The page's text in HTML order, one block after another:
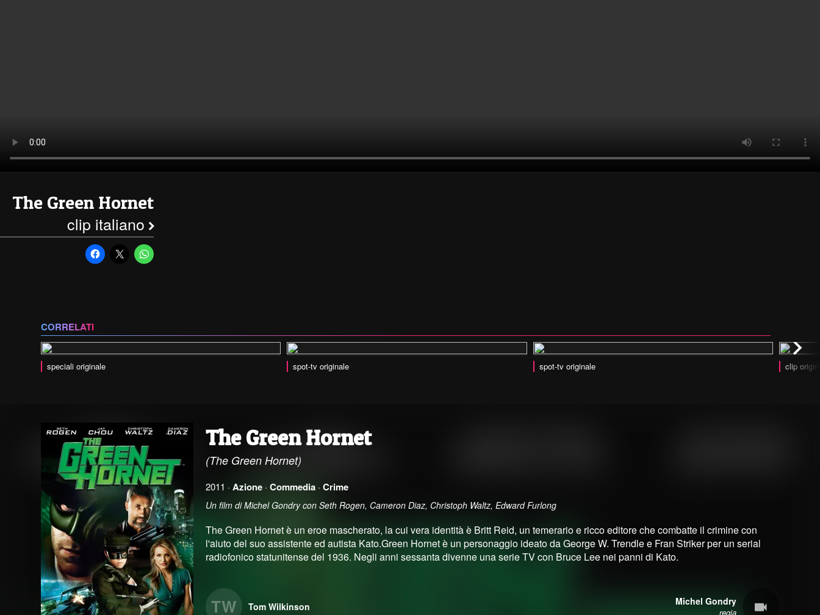
The Green Hornet
clip italiano
CORRELATI
speciali originale spot-tv originale spot-tv originale clip
The Green Hornet
(The Green Hornet)
2011 · Azione ·Commedia ·Crime
Un film di Michel Gondry con Seth Rogen, Cameron Diaz, Christoph Waltz, Edward Furlong
The Green Hornet è un eroe mascherato, la cui vera identità è Britt Reid, un temerario e ricco editore che combatte il crimine con
l'aiuto del suo assistente ed autista Kato.Green Hornet è un personaggio ideato da George W. Trendle e Fran Striker per un serial
radiofonico statunitense del 1936. Negli anni sessanta divenne una serie TV con Bruce Lee nei panni di Kato.
TW Tom Wilkinson Michel Gondry
regia